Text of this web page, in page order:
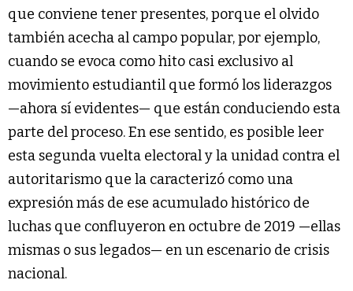
que conviene tener presentes, porque el olvido
también acecha al campo popular, por ejemplo,
cuando se evoca como hito casi exclusivo al
movimiento estudiantil que formó los liderazgos
—ahora sí evidentes— que están conduciendo esta
parte del proceso. En ese sentido, es posible leer
esta segunda vuelta electoral y la unidad contra el
autoritarismo que la caracterizó como una
expresión más de ese acumulado histórico de
luchas que confluyeron en octubre de 2019 —ellas
mismas o sus legados— en un escenario de crisis
nacional.